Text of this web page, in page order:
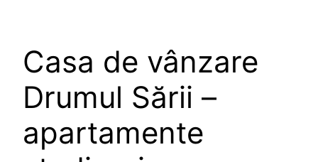
Casa de vânzare
Drumul Sării –
apartamente